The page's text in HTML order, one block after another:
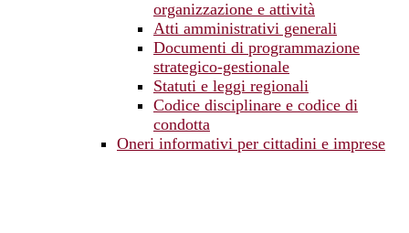
organizzazione e attività
Atti amministrativi generali
Documenti di programmazione
strategico-gestionale
Statuti e leggi regionali
Codice disciplinare e codice di
condotta
Oneri informativi per cittadini e imprese